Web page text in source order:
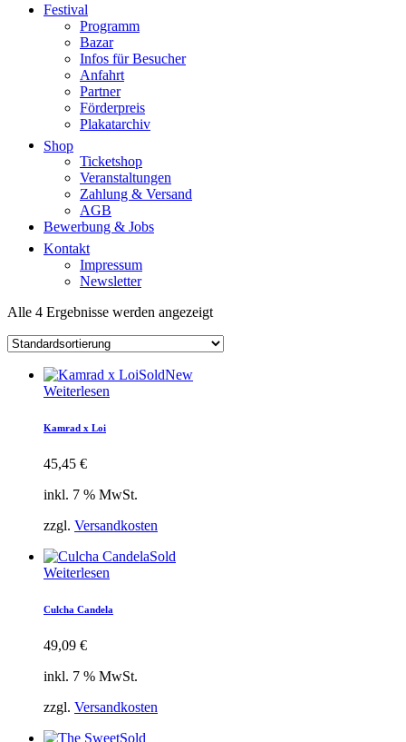
Festival
Programm
Bazar
Infos für Besucher
Anfahrt
Partner
Förderpreis
Plakatarchiv
Shop
Ticketshop
Veranstaltungen
Zahlung & Versand
AGB
Bewerbung & Jobs
Kontakt
Impressum
Newsletter
Alle 4 Ergebnisse werden angezeigt
SoldNew
Weiterlesen
Kamrad x Loi
45,45 €
inkl. 7 % MwSt.
zzgl. Versandkosten
Sold
Weiterlesen
Culcha Candela
49,09 €
inkl. 7 % MwSt.
zzgl. Versandkosten
Sold